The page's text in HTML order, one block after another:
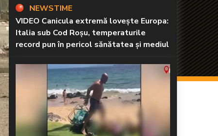
NEWSTIME
VIDEO Canicula extremă lovește Europa:
Italia sub Cod Roșu, temperaturile
record pun în pericol sănătatea și mediul